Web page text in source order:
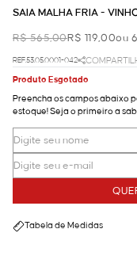
SAIA MALHA FRIA -
R$ 565,00R$ 119,00ou
REF.53.05.0001-042
Produto Esgotado
Preencha os campos abaixo
estoque! Seja o primeiro a
Tabela de Medidas